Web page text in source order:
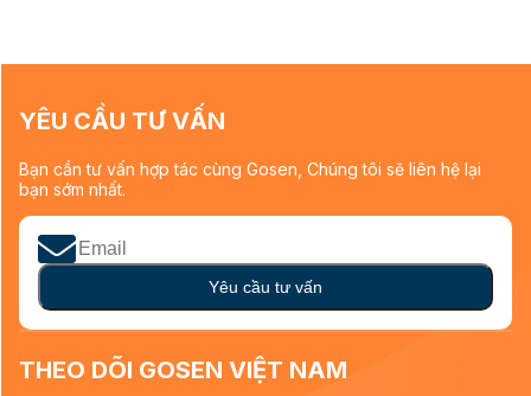
YÊU CẦU TƯ VẤN
Bạn cần tư vấn hợp tác cùng Gosen, Chúng tôi sẽ liên hệ lại
bạn sớm nhất.
Yêu cầu tư vấn
THEO DÕI GOSEN VIỆT NAM